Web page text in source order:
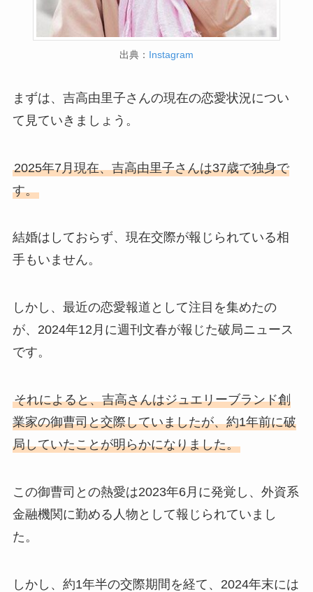
出典： Instagram
まずは、吉高由里子さんの現在の恋愛状況につい
て見ていきましょう。
2025年7月現在、吉高由里子さんは37歳で独身で
す。
結婚はしておらず、現在交際が報じられている相
手もいません。
しかし、最近の恋愛報道として注目を集めたの
が、2024年12月に週刊文春が報じた破局ニュース
です。
それによると、吉高さんはジュエリーブランド創
業家の御曹司と交際していましたが、約1年前に破
局していたことが明らかになりました。
この御曹司との熱愛は2023年6月に発覚し、外資系
金融機関に勤める人物として報じられていまし
た。
しかし、約1年半の交際期間を経て、2024年末には